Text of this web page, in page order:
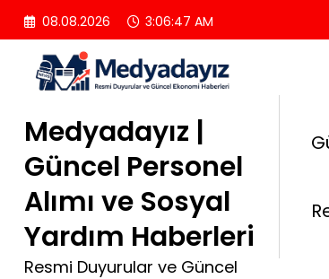
İçeriğe
atla
08.08.2026 3:06:48 AM
Medyadayız |
Güncel Personel
Alımı ve Sosyal
Yardım Haberleri
Resmi Duyurular ve Güncel